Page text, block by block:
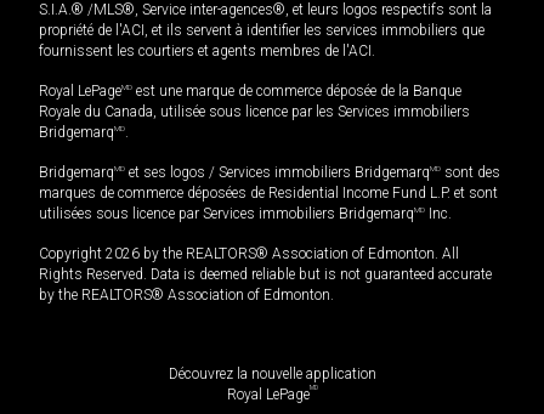
S.I.A.® /MLS®, Service inter-agences®, et leurs logos respectifs sont la
propriété de l'ACI, et ils servent à identifier les services immobiliers que
fournissent les courtiers et agents membres de l'ACI.
Royal LePageMD est une marque de commerce déposée de la Banque
Royale du Canada, utilisée sous licence par les Services immobiliers
BridgemarqMD.
BridgemarqMD et ses logos / Services immobiliers BridgemarqMD sont des
marques de commerce déposées de Residential Income Fund L.P. et sont
utilisées sous licence par Services immobiliers BridgemarqMD Inc.
Copyright 2026 by the REALTORS® Association of Edmonton. All
Rights Reserved. Data is deemed reliable but is not guaranteed accurate
by the REALTORS® Association of Edmonton.
Découvrez la nouvelle application
Royal LePageMD